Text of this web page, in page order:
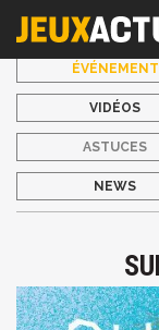
ÉVÉNEMENT
VIDÉOS
ASTUCES
NEWS